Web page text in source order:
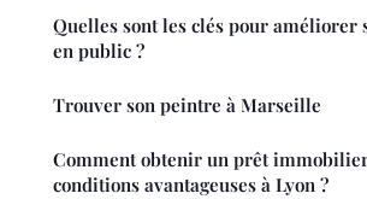
Quelles sont les clés pour améliorer
en public ?
Trouver son peintre à Marseille
Comment obtenir un prêt
conditions avantageuses à Lyon ?